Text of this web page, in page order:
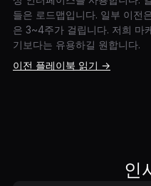
들은 로드맵입니다. 일부 이전
은 3~4주가 걸립니다. 저희 마
기보다는 유용하길 원합니다.
이전 플레이북 읽기 →
인